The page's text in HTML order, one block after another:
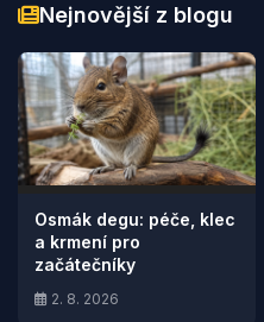
Nejnovější z blogu
Osmák degu: péče, klec
a krmení pro
začátečníky
2. 8. 2026